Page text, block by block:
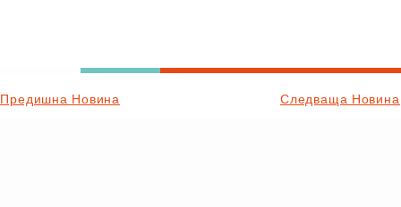
Предишна Новина Следваща Новина